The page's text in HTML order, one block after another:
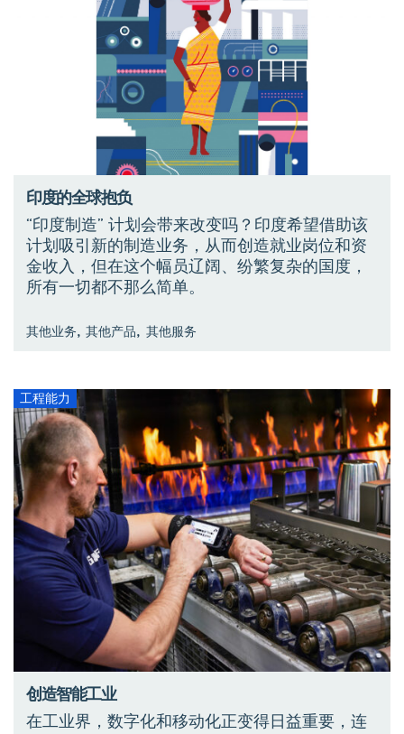
印度的全球抱负
“印度制造” 计划会带来改变吗？印度希望借助该
计划吸引新的制造业务，从而创造就业岗位和资
金收入，但在这个幅员辽阔、纷繁复杂的国度，
所有一切都不那么简单。
其他业务, 其他产品, 其他服务
工程能力
创造智能工业
在工业界，数字化和移动化正变得日益重要，连